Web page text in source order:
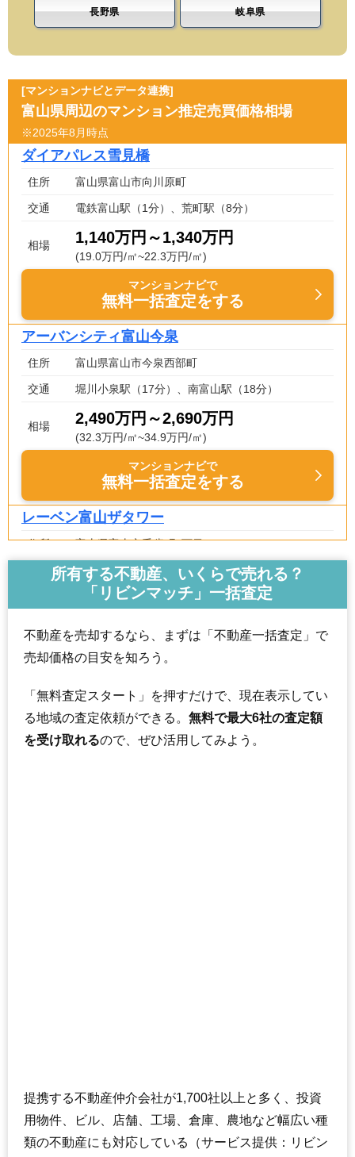
長野県 岐阜県
[マンションナビとデータ連携]
富山県周辺のマンション推定売買価格相場
※2025年8月時点
ダイアパレス雪見橋
住所 富山県富山市向川原町
交通 電鉄富山駅（1分）、荒町駅（8分）
相場 1,140万円～1,340万円
(19.0万円/㎡~22.3万円/㎡)
マンションナビで
無料一括査定をする
アーバンシティ富山今泉
住所 富山県富山市今泉西部町
交通 堀川小泉駅（17分）、南富山駅（18分）
相場 2,490万円～2,690万円
(32.3万円/㎡~34.9万円/㎡)
マンションナビで
無料一括査定をする
レーベン富山ザタワー
住所 富山県富山市千歳町2丁目
電気ビル前駅（4分）、富山駅（9分）、電鉄富山
駅（10分）
3,210万円～3,510万円
(42.2万円/㎡~46.2万円/㎡)
マンションナビで
アパガーデンヒルズ大手町
住所 富山県高岡市大手町
所有する不動産、いくらで売れる？
「リビンマッチ」一括査定
不動産を売却するなら、まずは「不動産一括査定」で
売却価格の目安を知ろう。
「無料査定スタート」を押すだけで、現在表示してい
る地域の査定依頼ができる。 無料で最大6社の査定額
を受け取れるので、ぜひ活用してみよう。
提携する不動産仲介会社が1,700社以上と多く、投資
用物件、ビル、店舗、工場、倉庫、農地など幅広い種
類の不動産にも対応している（サービス提供：リビン